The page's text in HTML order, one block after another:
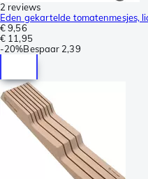
2 reviews
Eden gekartelde tomatenmesjes,
€ 9,56
€ 11,95
-20%Bespaar 2,39